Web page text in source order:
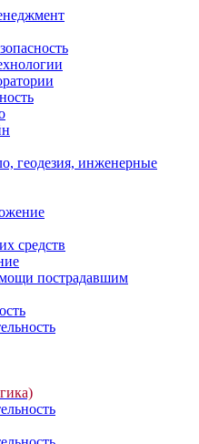
геодезия, инженерные
средств
пострадавшим